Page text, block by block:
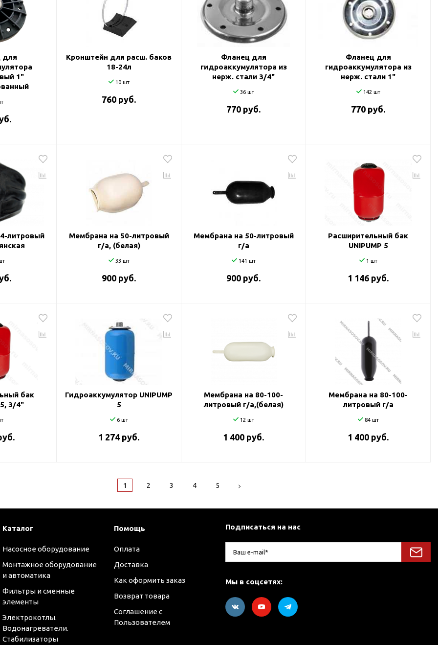
для
1"
Кронштейн для расш. баков
18-24л
10 шт
760 руб.
Фланец для
гидроаккумулятора из
нерж. стали 3/4"
36 шт
770 руб.
Фланец для
гидроаккумулятора из
нерж. стали 1"
142 шт
770 руб.
литровый
Мембрана на 50-литровый
г/а, (белая)
33 шт
900 руб.
Мембрана на 50-литровый
г/а
141 шт
900 руб.
Расширительный бак
UNIPUMP 5
1 шт
1 146 руб.
бак
5, 3/4"
Гидроаккумулятор UNIPUMP
5
6 шт
1 274 руб.
Мембрана на 80-100-
литровый г/а,(белая)
12 шт
1 400 руб.
Мембрана на 80-100-
литровый г/а
84 шт
1 400 руб.
1 2 3 4 5
Каталог
Насосное оборудование
Монтажное оборудование
и автоматика
Фильтры и сменные
элементы
Электрокотлы.
Водонагреватели.
Стабилизаторы
Помощь
Оплата
Доставка
Как оформить заказ
Возврат товара
Соглашение с
Пользователем
Подписаться на нас
Мы в соцсетях: